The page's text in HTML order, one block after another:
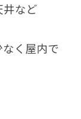
井など
く屋内で